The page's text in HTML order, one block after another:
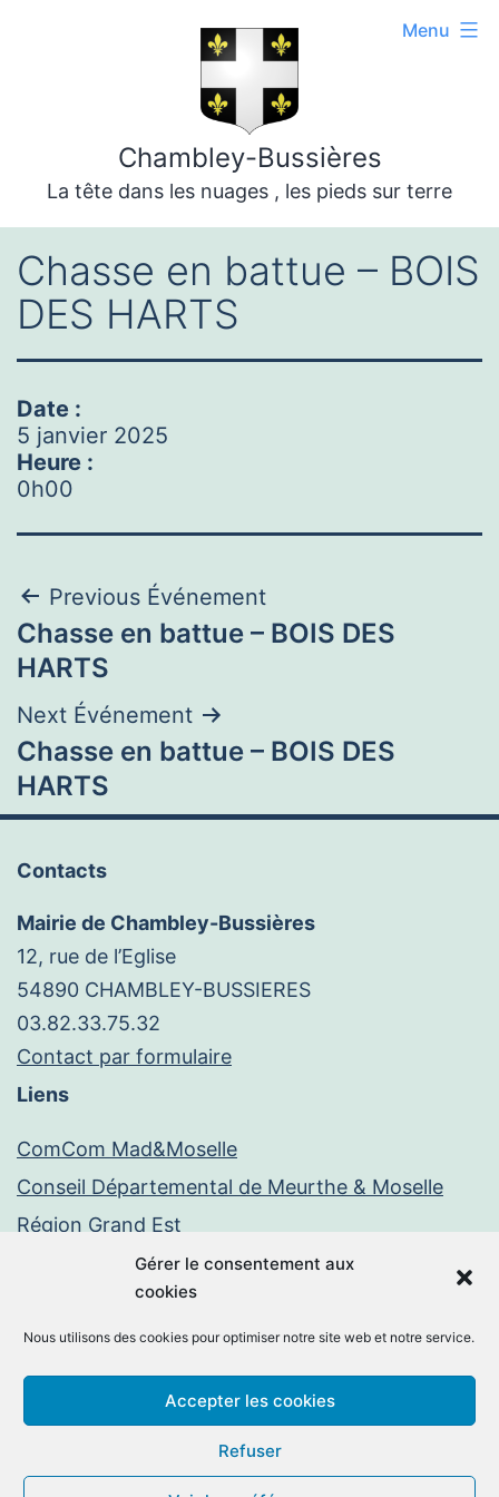
Gérer le consentement aux
cookies
Nous utilisons des cookies pour optimiser notre site web et notre service.
Accepter les cookies
Refuser
Chambley-Bussières
La tête dans les nuages , les pieds sur terre
Menu
Chasse en battue – BOIS
DES HARTS
Date :
5 janvier 2025
Heure :
0h00
Navigation
de
l’article
Previous Événement
Chasse en battue – BOIS DES
HARTS
Next Événement
Chasse en battue – BOIS DES
HARTS
Contacts
Mairie de Chambley-Bussières
12, rue de l’Eglise
54890 CHAMBLEY-BUSSIERES
03.82.33.75.32
Contact par formulaire
Liens
ComCom Mad&Moselle
Conseil Départemental de Meurthe & Moselle
Région Grand Est
Paiement en ligne
Mentions légales Politique de confidentialité
Facebook